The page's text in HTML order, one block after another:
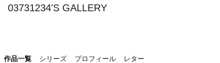
03731234'S GALLERY
作品一覧 シリーズ プロフィール レター